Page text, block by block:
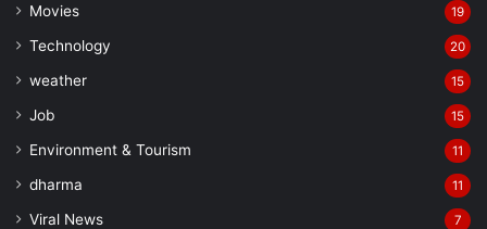
Movies 19
Technology 20
weather 15
Job 15
Environment & Tourism 11
dharma 11
Viral News 7